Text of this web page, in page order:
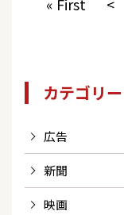
カテゴリー
広告
新聞
映画